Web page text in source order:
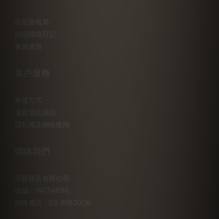
伯尼寢報局
伯尼開箱日記
客戶服務
退貨退款原則
隱私權及網站使用
聯絡我們
天豐寢具有限公司
統編：94134896
聯絡電話：03-9582006